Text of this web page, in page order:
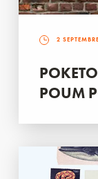
2 SEPTEMBRE
POUM